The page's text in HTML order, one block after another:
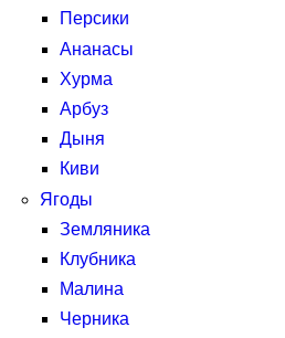
Персики
Ананасы
Хурма
Арбуз
Дыня
Киви
Ягоды
Земляника
Клубника
Малина
Черника